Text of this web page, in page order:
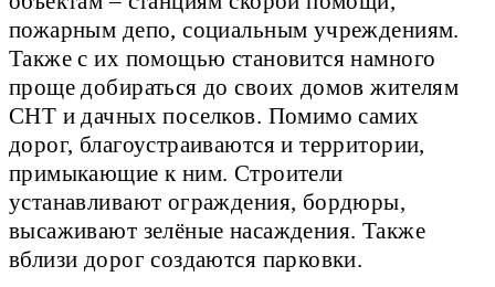
пожарным депо, социальным учреждениям.
Также с их помощью становится намного
проще добираться до своих домов жителям
СНТ и дачных поселков. Помимо самих
дорог, благоустраиваются и территории,
примыкающие к ним. Строители
устанавливают ограждения, бордюры,
высаживают зелёные насаждения. Также
вблизи дорог создаются парковки.